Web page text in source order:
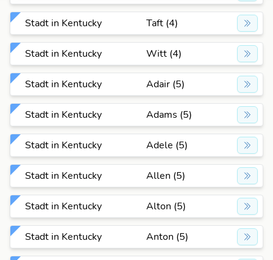
Stadt in Kentucky Taft (4)
Stadt in Kentucky Witt (4)
Stadt in Kentucky Adair (5)
Stadt in Kentucky Adams (5)
Stadt in Kentucky Adele (5)
Stadt in Kentucky Allen (5)
Stadt in Kentucky Alton (5)
Stadt in Kentucky Anton (5)